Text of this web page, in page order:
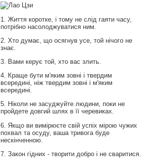
1. Життя коротке, і тому не слід гаяти часу,
потрібно насолоджуватися ним.
2. Хто думає, що осягнув усе, той нічого не
знає.
3. Вами керує той, хто вас злить.
4. Краще бути м'яким зовні і твердим
всередині, ніж твердим зовні і м'яким
всередині.
5. Ніколи не засуджуйте людини, поки не
пройдете довгий шлях в її черевиках.
6. Якщо ви вимірюєте свій успіх мірою чужих
похвал та осуду, ваша тривога буде
нескінченною.
7. Закон гідних - творити добро і не сваритися.